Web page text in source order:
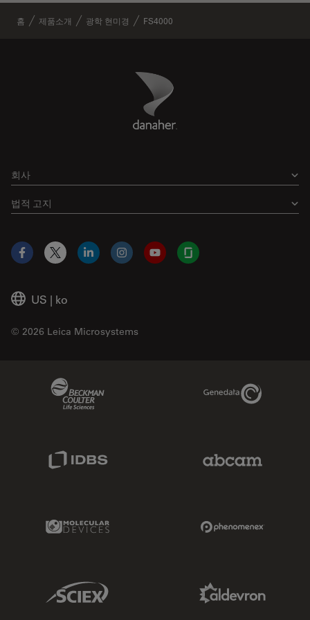
홈 제품소개 광학 현미경 FS4000
Danaher Logo
회사
법적 고지
US | ko
© 2026 Leica Microsystems
Facebook
X LinkedInInstagramYouTubeGlassdoor
Genedata Link
Molecular Devices Link
Sciex Link